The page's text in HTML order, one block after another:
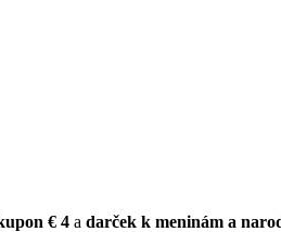
€ 4 a darček k meninám a